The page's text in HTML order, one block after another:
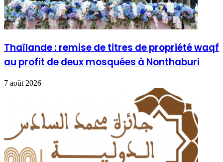
Thaïlande : remise de titres de propriété waqf
au profit de deux mosquées à Nonthaburi
7 août 2026